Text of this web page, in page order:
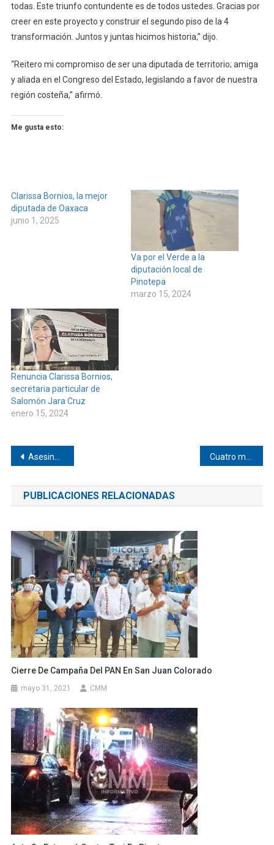
todas. Este triunfo contundente es de todos ustedes. Gracias por
creer en este proyecto y construir el segundo piso de la 4
transformación. Juntos y juntas hicimos historia,” dijo.
“Reitero mi compromiso de ser una diputada de territorio; amiga
y aliada en el Congreso del Estado, legislando a favor de nuestra
región costeña,” afirmó.
Me gusta esto:
Clarissa Bornios, la mejor
diputada de Oaxaca
junio 1, 2025
Va por el Verde a la
diputación local de
Pinotepa
marzo 15, 2024
Renuncia Clarissa Bornios,
secretaria particular de
Salomón Jara Cruz
enero 15, 2024
Navegación
de
entradas
Asesinan a joven en Collantes
PUBLICACIONES RELACIONADAS
Cierre De Campaña Del PAN En San Juan Colorado
mayo 31, 2021 CMM